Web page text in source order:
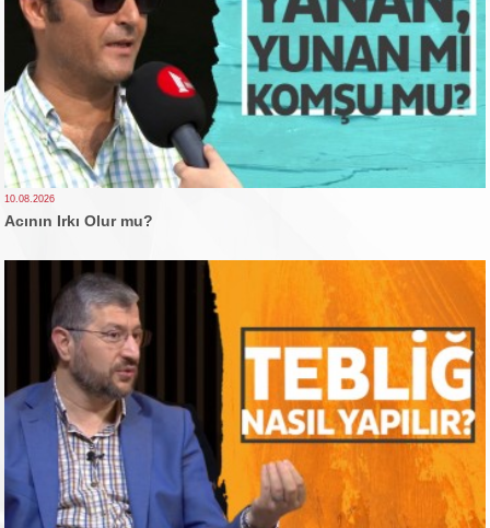
10.08.2026
Acının Irkı Olur mu?